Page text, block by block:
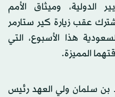
الدولية، وميثاق الأمم
عقب زيارة كير ستارمر
هذا الأسبوع، التي
المميزة.
بن سلمان ولي العهد رئيس